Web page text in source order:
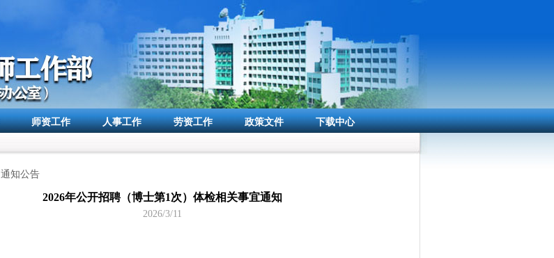
师资工作 人事工作 劳资工作 政策文件 下载中心
通知公告
2026年公开招聘（博士第1次）体检相关事宜通知
2026/3/11